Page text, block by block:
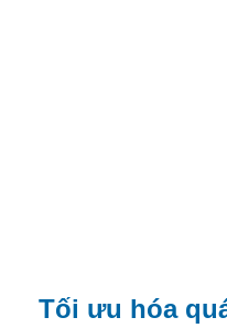
Tối ưu hóa